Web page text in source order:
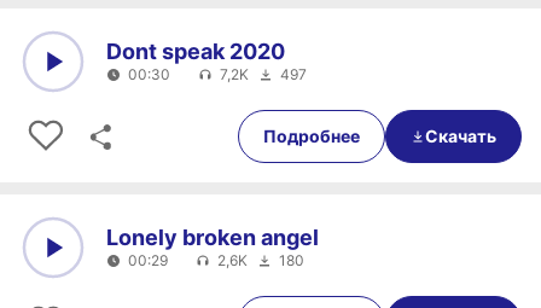
00:30
Dont speak 2020
00:30 7,2K 497
Подробнее Скачать
00:29
Lonely broken angel
00:29 2,6K 180